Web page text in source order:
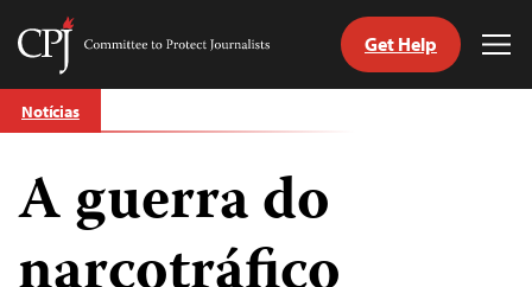
Skip
to
Committee
Journalists
Get Help
Notícias
A guerra do